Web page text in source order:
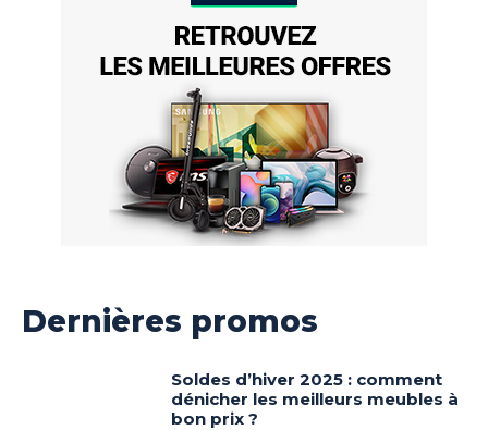
Dernières promos
Soldes d’hiver 2025 : comment
dénicher les meilleurs meubles à
bon prix ?